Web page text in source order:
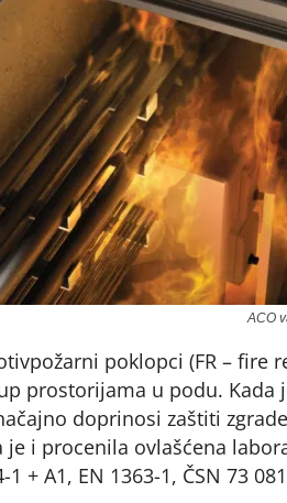
ACO
poklopci (FR – fire
prostorijama u podu. Kada
doprinosi zaštiti
i procenila ovlašćena
+ A1, EN 1363-1, ČSN 73